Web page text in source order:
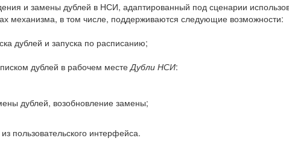
и замены дублей в НСИ, адаптированный под сценарии
механизма, в том числе, поддерживаются следующие возможности:
дублей и запуска по расписанию;
дублей в рабочем местеДубли НСИ:
дублей, возобновление замены;
пользовательского интерфейса.